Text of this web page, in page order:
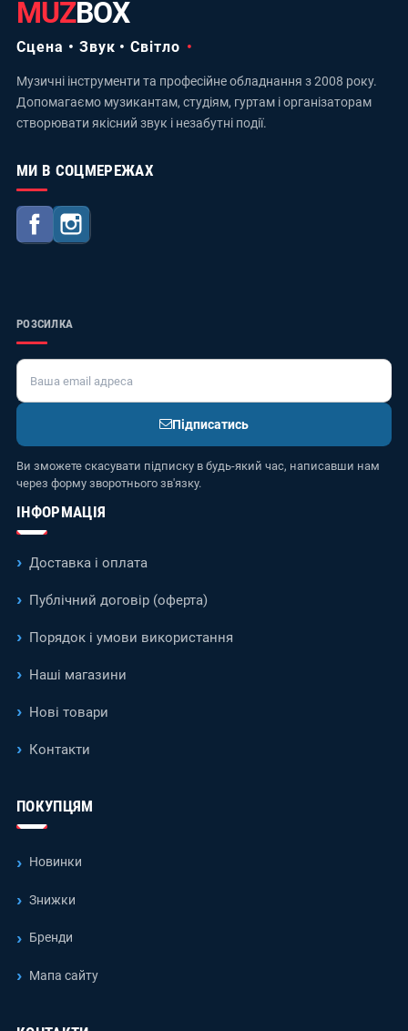
MUZBOX
Сцена • Звук • Світло
Музичні інструменти та професійне обладнання з 2008 року.
Допомагаємо музикантам, студіям, гуртам і організаторам
створювати якісний звук і незабутні події.
МИ В СОЦМЕРЕЖАХ
Facebook
РОЗСИЛКА
Підписатись
Ви зможете скасувати підписку в будь-який час, написавши нам
через форму зворотнього зв'язку.
ІНФОРМАЦІЯ
Доставка і оплата
Публічний договір (оферта)
Порядок і умови використання
Наші магазини
Нові товари
Контакти
ПОКУПЦЯМ
Новинки
Знижки
Бренди
Мапа сайту